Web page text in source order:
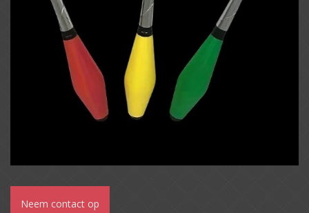
Neem contact op